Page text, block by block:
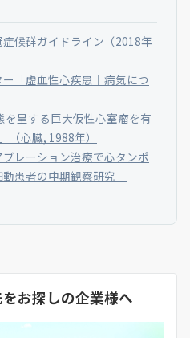
候群ガイドライン（2018年
「虚血性心疾患｜病気につ
を呈する巨大仮性心室瘤を有
（心臓, 1988年）
レーション治療で心タンポ
患者の中期観察研究」
お探しの企業様へ